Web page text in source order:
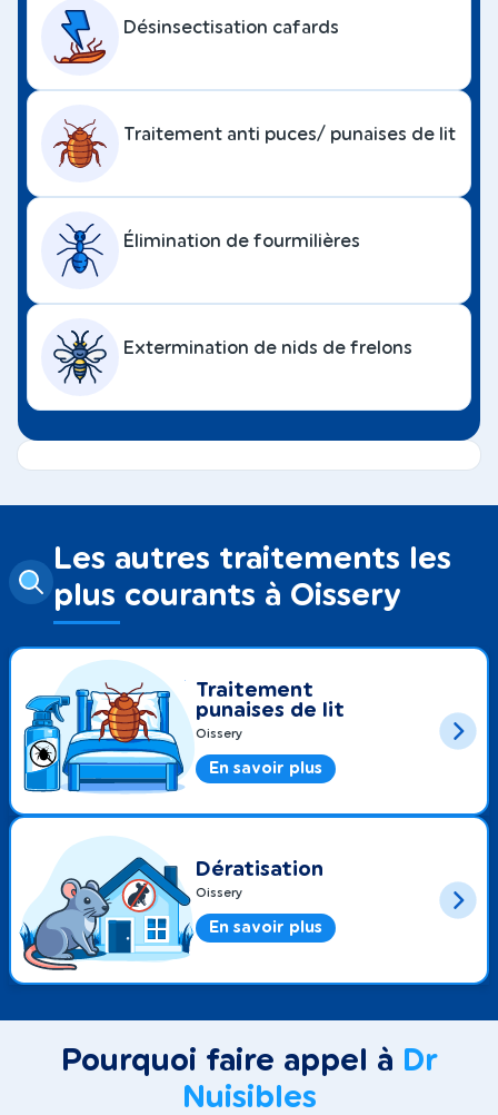
Désinsectisation cafards
Traitement anti puces/ punaises de lit
Élimination de fourmilières
Extermination de nids de frelons
Les autres traitements les
plus courants à Oissery
Traitement
punaises de lit
Oissery
En savoir plus
Dératisation
Oissery
En savoir plus
Pourquoi faire appel à Dr
Nuisibles